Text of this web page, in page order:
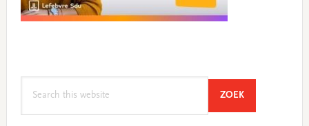
ZOEKSEARCH